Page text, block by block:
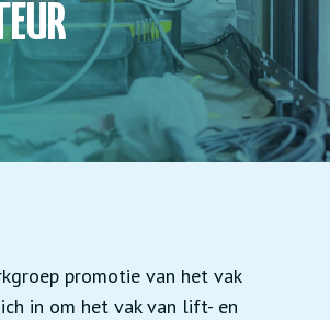
promotie van het vak
in om het vak van lift- en